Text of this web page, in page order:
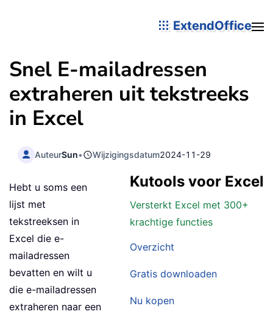
ExtendOffice
Snel E-mailadressen
extraheren uit tekstreeks
in Excel
AuteurSun• Wijzigingsdatum2024-11-29
Kutools voor Excel
Versterkt Excel met 300+
krachtige functies
Overzicht
Gratis downloaden
Nu kopen
Hebt u soms een
lijst met
tekstreeksen in
Excel die e-
mailadressen
bevatten en wilt u
die e-mailadressen
extraheren naar een